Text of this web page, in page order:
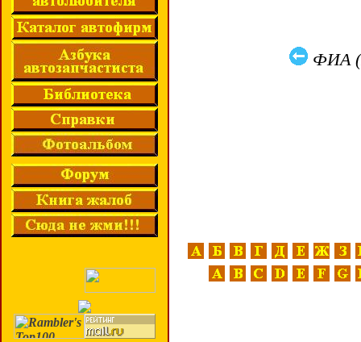
ФИА